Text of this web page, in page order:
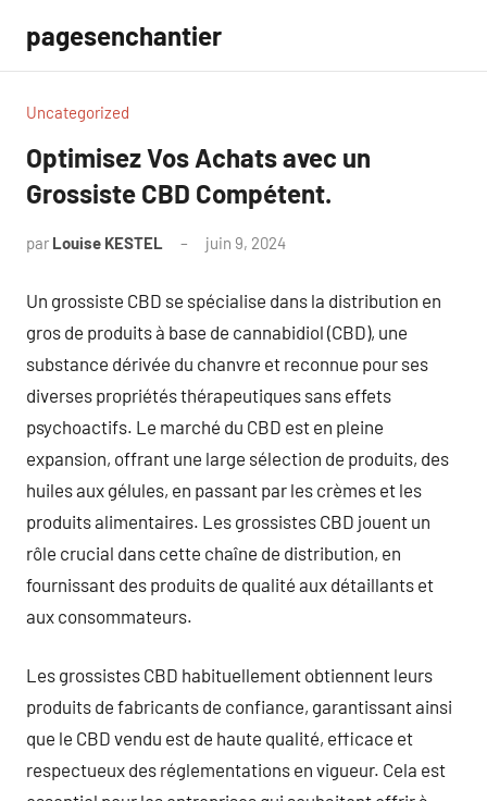
contenu
pagesenchantier
Uncategorized
Optimisez Vos Achats avec un
Grossiste CBD Compétent.
par Louise KESTEL juin 9, 2024
Un grossiste CBD se spécialise dans la distribution en
gros de produits à base de cannabidiol (CBD), une
substance dérivée du chanvre et reconnue pour ses
diverses propriétés thérapeutiques sans effets
psychoactifs. Le marché du CBD est en pleine
expansion, offrant une large sélection de produits, des
huiles aux gélules, en passant par les crèmes et les
produits alimentaires. Les grossistes CBD jouent un
rôle crucial dans cette chaîne de distribution, en
fournissant des produits de qualité aux détaillants et
aux consommateurs.
Les grossistes CBD habituellement obtiennent leurs
produits de fabricants de confiance, garantissant ainsi
que le CBD vendu est de haute qualité, efficace et
respectueux des réglementations en vigueur. Cela est